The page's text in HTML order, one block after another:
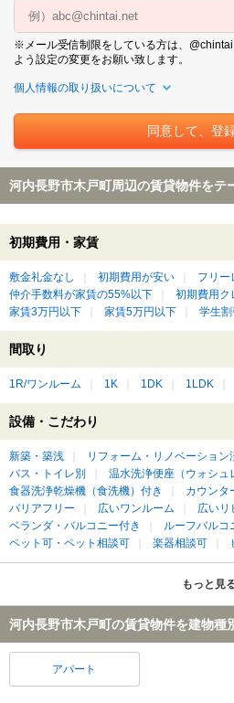
※メール受信制限をしている方は、
よう設定の変更をお願い致します。
個人情報の取り扱いについて
河内長野市木戸町周辺の賃貸物件をテ
初期費用・家賃
敷金礼金なし 初期費用が安い フリー
仲介手数料が家賃の55%以下
初期費用ク
家賃3万円以下
家賃5万円以下 学生割
間取り
1R/ワンルーム 1K 1DK 1LDK
設備・こだわり
新築・築浅 リフォーム・リノベーション
バス・トイレ別
温水洗浄便座（ウォシュ
食器洗浄乾燥機（食洗機）付き
カウンタ
バリアフリー
広いワンルーム
広いリ
ベランダ・バルコニー付き
ルーフバルコ
ペット可・ペット相談可
楽器相談可
もっと見
河内長野市木戸町の賃貸物件を建物種
アパート